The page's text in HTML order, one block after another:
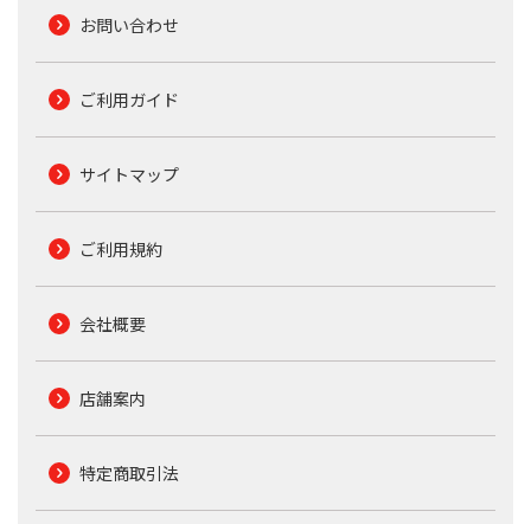
お問い合わせ
ご利用ガイド
サイトマップ
ご利用規約
会社概要
店舗案内
特定商取引法